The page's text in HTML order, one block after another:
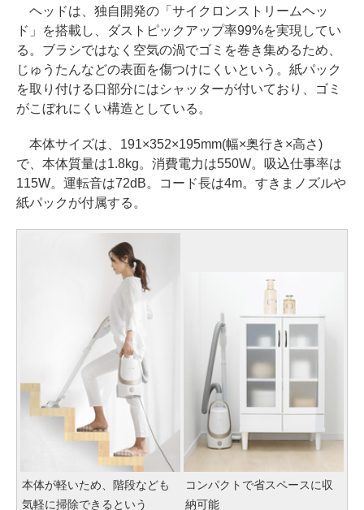
ヘッドは、独自開発の「サイクロンストリームヘッ
ド」を搭載し、ダストピックアップ率99%を実現してい
る。ブラシではなく空気の渦でゴミを巻き集めるため、
じゅうたんなどの表面を傷つけにくいという。紙パック
を取り付ける口部分にはシャッターが付いており、ゴミ
がこぼれにくい構造としている。
本体サイズは、191×352×195mm(幅×奥行き×高さ)
で、本体質量は1.8kg。消費電力は550W。吸込仕事率は
115W。運転音は72dB。コード長は4m。すきまノズルや
紙パックが付属する。
本体が軽いため、階段なども
気軽に掃除できるという
コンパクトで省スペースに収
納可能